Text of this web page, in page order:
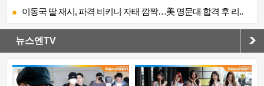
이동국 딸 재시, 파격 비키니 자태 깜짝…美 명문대 합격 후 리..
뉴스엔TV